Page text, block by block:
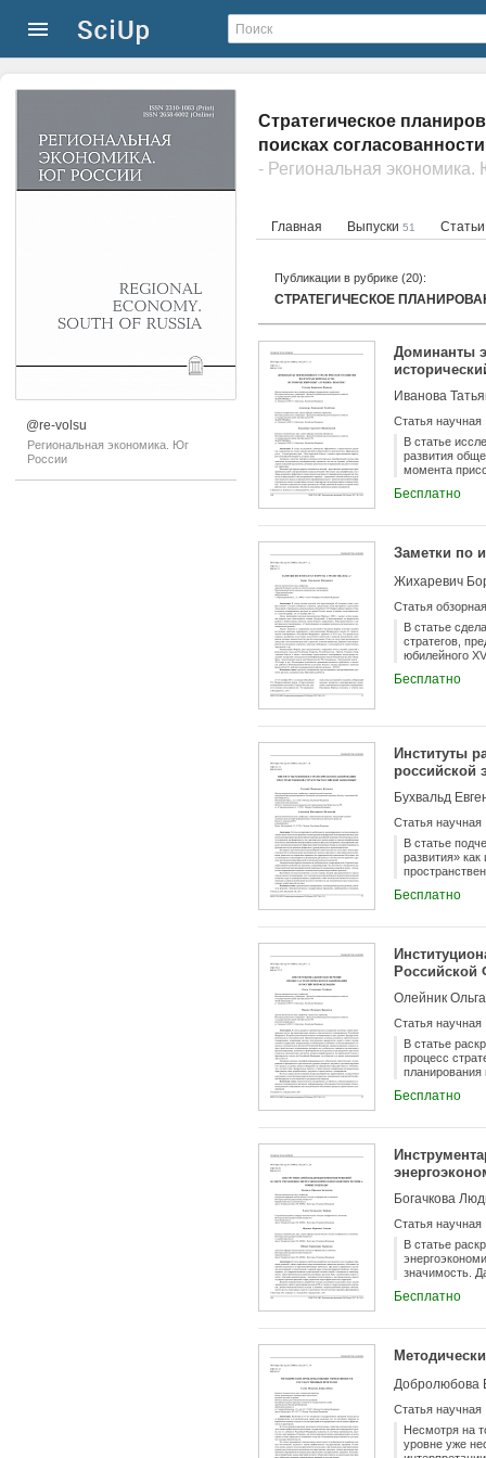
@re-volsu
Региональная экономика. Юг
России
Стратегическое
поисках
- Региональная экономика.
Главная Выпуски 51
Публикации в рубрике (20):
Доминанты
Статья научная
В статье
развития
момента
так как он
промышленно-
крестьянском
частного
Бесплатно
Заметки по
Жихаревич
Статья обзорная
В статье
стратегов,
юбилейного
вызванные
Бесплатно
Институты
российской
Бухвальд
Статья научная
В статье
развития»
должны
реализуется
развития,
Бесплатно
Российской
Олейник
Статья научная
В статье
процесс
по видам
Бесплатно
Статья научная
В статье
значимость.
тенденциях и
поддержки
группировки
данных;
уровня
Бесплатно
Добролюбова
Статья научная
Несмотря на
уровне уже